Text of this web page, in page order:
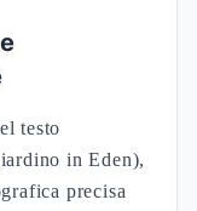
testo
in Eden),
precisa